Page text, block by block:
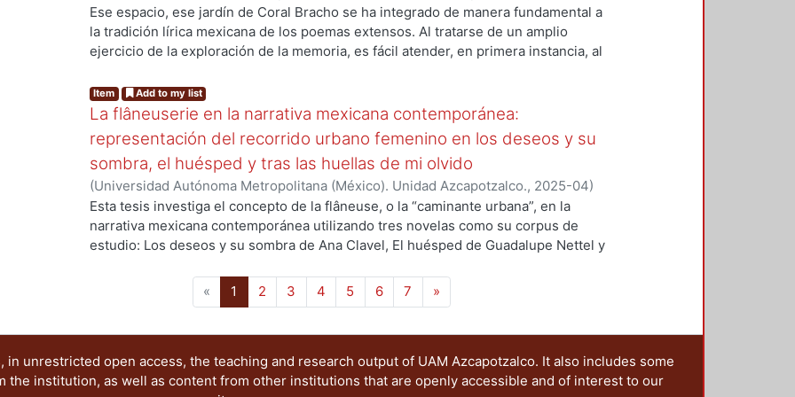
Flores Romero, Luis
Ese espacio, ese jardín de Coral Bracho se ha integrado de manera fundamental a
la tradición lírica mexicana de los poemas extensos. Al tratarse de un amplio
ejercicio de la exploración de la memoria, es fácil atender, en primera instancia, al
elaboración poética. Sin embargo, por la propuesta estilística del mismo texto, la
discusión crítica nos adentra sobre todo a la naturaleza verbal y poética de Ese
espacio, ese jardín, la experiencia del pasado ya no a través del testimonio, sino
por la evocación de un instante de plenitud donde entran en juego estímulos
sensoriales en su relación con los espacios. Estudiar dichas interacciones permite
hallar los mecanismos de construcción de una experiencia absolutamente poética,
aun cuando ésta parta de una experiencia vinculada a la infancia de la poeta.
Item Add to my list
La flâneuserie en la narrativa mexicana contemporánea:
representación del recorrido urbano femenino en los deseos y su
sombra, el huésped y tras las huellas de mi olvido
(Universidad Autónoma Metropolitana (México). Unidad Azcapotzalco., 2025-04)
CARRERA SILVA, FREDDY
Esta tesis investiga el concepto de la flâneuse, o la “caminante urbana”, en la
narrativa mexicana contemporánea utilizando tres novelas como su corpus de
estudio: Los deseos y su sombra de Ana Clavel, El huésped de Guadalupe Nettel y
distinguir la presencia de la flâneuse como un “tipo” literario diferenciándolo de su
contraparte masculina. El trabajo argumenta que, a diferencia del flâneur surgido
se estructura en torno a tres elementos clave: la memoria, el espacio urbano y el
cuerpo femenino. El cuerpo es analizado como un objeto problemático y, a la vez,
« 1 (current)
2 3 4 5 6 7 »
unrestricted open access, the teaching and research output of UAM Azcapotzalco. It also includes some
the institution, as well as content from other institutions that are openly accessible and of interest to our